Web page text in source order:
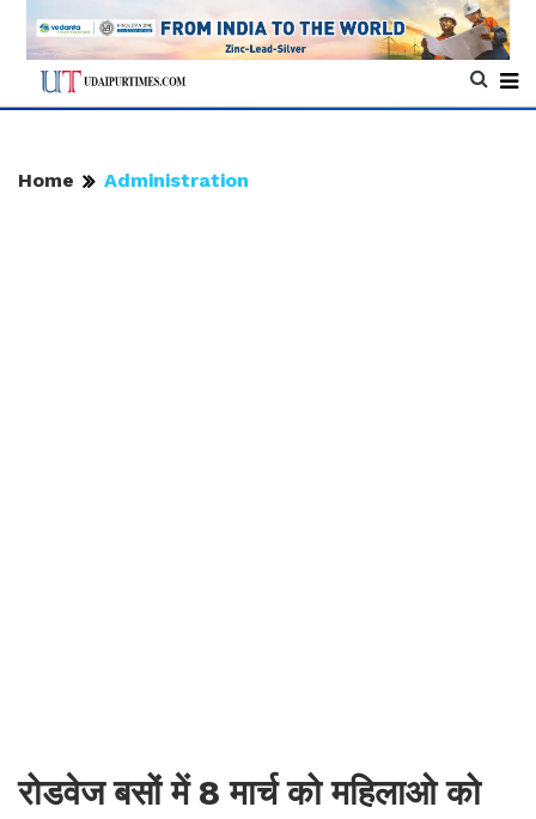
Home Administration
रोडवेज बसों में 8 मार्च को महिलाओ को